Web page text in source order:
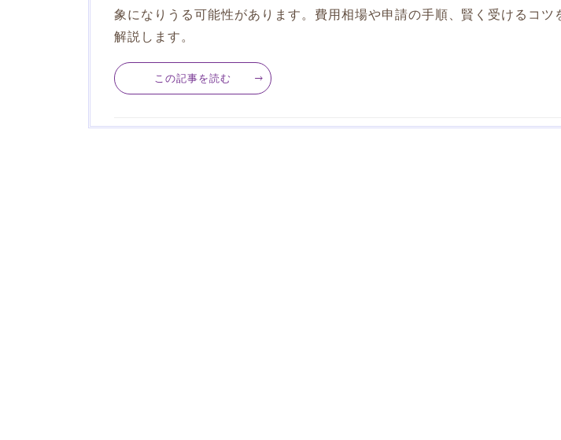
象になりうる可能性があります。費用相場や申請の手順、賢く受けるコツ
解説します。
この記事を読む